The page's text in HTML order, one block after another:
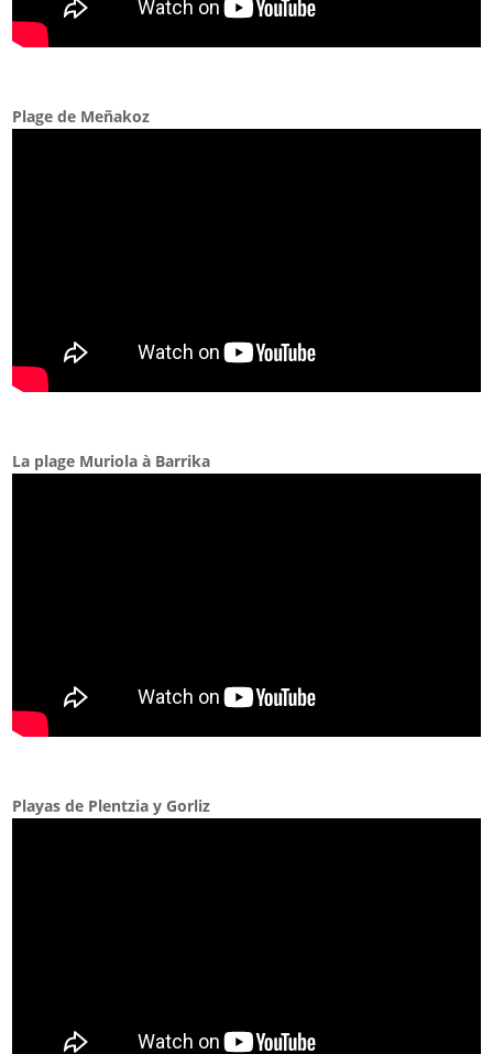
Plage de Meñakoz
La plage Muriola à Barrika
Playas de Plentzia y Gorliz